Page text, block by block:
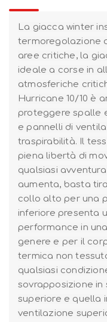
La giacca winter
termoregolazione
aree critiche, la
ideale a corse in
atmosferiche
Hurricane 10/10 è
proteggere spalle
e pannelli di
traspirabilità. Il
piena libertà di
qualsiasi
aumenta, basta
collo alto per una
inferiore presenta
performance in
genere e per il
termica non
qualsiasi
sovrapposizione
superiore e quella
ventilazione